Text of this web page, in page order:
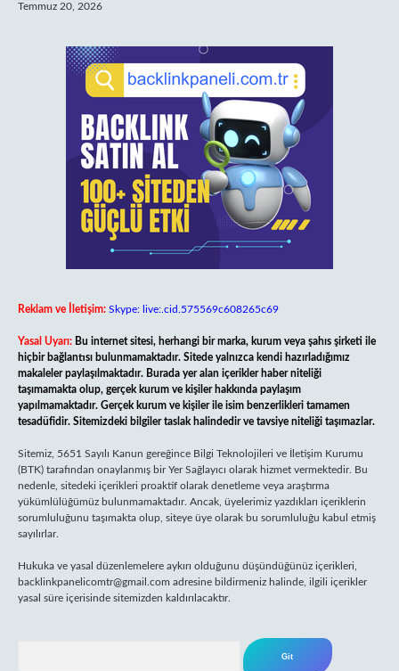
Temmuz 20, 2026
Reklam ve İletişim: Skype: live:.cid.575569c608265c69
Yasal Uyarı: Bu internet sitesi, herhangi bir marka, kurum veya şahıs şirketi ile
hiçbir bağlantısı bulunmamaktadır. Sitede yalnızca kendi hazırladığımız
makaleler paylaşılmaktadır. Burada yer alan içerikler haber niteliği
taşımamakta olup, gerçek kurum ve kişiler hakkında paylaşım
yapılmamaktadır. Gerçek kurum ve kişiler ile isim benzerlikleri tamamen
tesadüfidir. Sitemizdeki bilgiler taslak halindedir ve tavsiye niteliği taşımazlar.
Sitemiz, 5651 Sayılı Kanun gereğince Bilgi Teknolojileri ve İletişim Kurumu
(BTK) tarafından onaylanmış bir Yer Sağlayıcı olarak hizmet vermektedir. Bu
nedenle, sitedeki içerikleri proaktif olarak denetleme veya araştırma
yükümlülüğümüz bulunmamaktadır. Ancak, üyelerimiz yazdıkları içeriklerin
sorumluluğunu taşımakta olup, siteye üye olarak bu sorumluluğu kabul etmiş
sayılırlar.
Hukuka ve yasal düzenlemelere aykırı olduğunu düşündüğünüz içerikleri,
backlinkpanelicomtr@gmail.com adresine bildirmeniz halinde, ilgili içerikler
yasal süre içerisinde sitemizden kaldırılacaktır.